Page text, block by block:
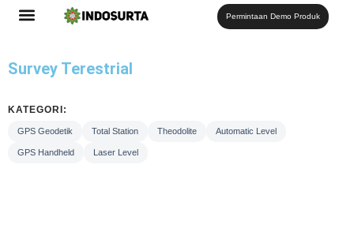
Permintaan Demo Produk
Survey Terestrial
KATEGORI:
GPS Geodetik Total Station Theodolite Automatic Level
GPS Handheld Laser Level